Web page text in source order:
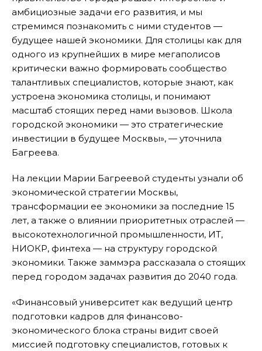
амбициозные задачи его развития, и мы
стремимся познакомить с ними студентов —
будущее нашей экономики. Для столицы как для
одного из крупнейших в мире мегаполисов
критически важно формировать сообщество
талантливых специалистов, которые знают, как
устроена экономика столицы, и понимают
масштаб стоящих перед нами вызовов. Школа
городской экономики — это стратегические
инвестиции в будущее Москвы», — уточнила
Багреева.
На лекции Марии Багреевой студенты узнали об
экономической стратегии Москвы,
трансформации ее экономики за последние 15
лет, а также о влиянии приоритетных отраслей —
высокотехнологичной промышленности, ИТ,
НИОКР, финтеха — на структуру городской
экономики. Также заммэра рассказала о стоящих
перед городом задачах развития до 2040 года.
«Финансовый университет как ведущий центр
подготовки кадров для финансово-
экономического блока страны видит своей
миссией подготовку специалистов, готовых к